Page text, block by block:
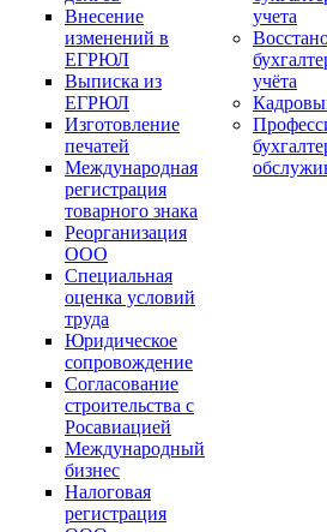
Внесение
изменений в
ЕГРЮЛ
Выписка из
ЕГРЮЛ
Изготовление
печатей
Международная
регистрация
товарного знака
Реорганизация
ООО
Специальная
оценка условий
труда
Юридическое
сопровождение
Согласование
строительства с
Росавиацией
Международный
бизнес
Налоговая
регистрация
учета
учёта